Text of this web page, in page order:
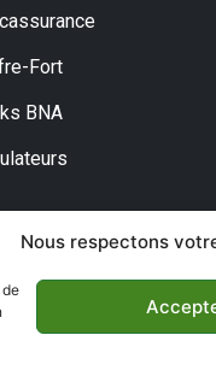
Nous respectons
Fort
BNA